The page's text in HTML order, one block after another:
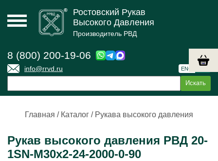
Ростовский Рукав
Высокого Давления
Производитель РВД
8 (800) 200-19-06
info@rrvd.ru ENG
Главная / Каталог / Рукава высокого давления
Рукав высокого давления РВД 20-
1SN-M30х2-24-2000-0-90